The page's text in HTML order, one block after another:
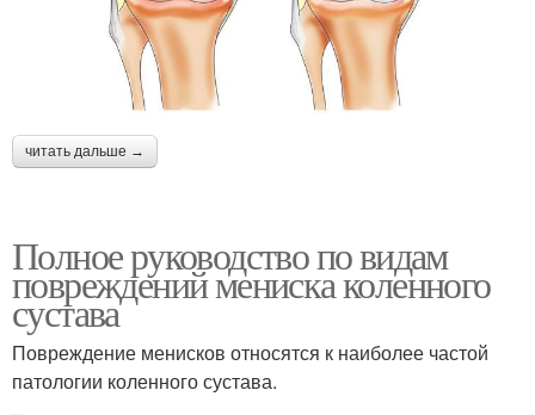
читать дальше →
Полное руководство по видам
повреждений мениска коленного
сустава
Повреждение менисков относятся к наиболее частой
патологии коленного сустава.